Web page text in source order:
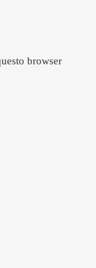
browser